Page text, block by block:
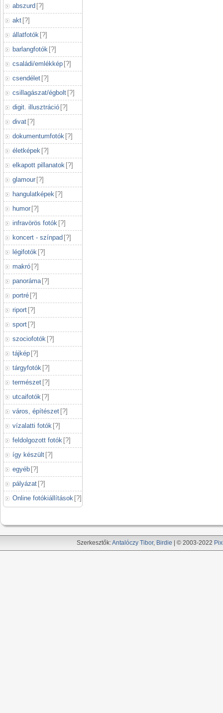
abszurd [?]
akt [?]
állatfotók [?]
barlangfotók [?]
családi/emlékkép [?]
csendélet [?]
csillagászat/égbolt [?]
digit. illusztráció [?]
divat [?]
dokumentumfotók [?]
életképek [?]
elkapott pillanatok [?]
glamour [?]
hangulatképek [?]
humor [?]
infravörös fotók [?]
koncert - színpad [?]
légifotók [?]
makró [?]
panoráma [?]
portré [?]
riport [?]
sport [?]
szociofotók [?]
tájkép [?]
tárgyfotók [?]
természet [?]
utcaifotók [?]
város, építészet [?]
vízalatti fotók [?]
feldolgozott fotók [?]
így készült [?]
egyéb [?]
pályázat [?]
Online fotókiállítások [?]
Szerkesztők:Antalóczy Tibor, Birdie | © 2003-2022